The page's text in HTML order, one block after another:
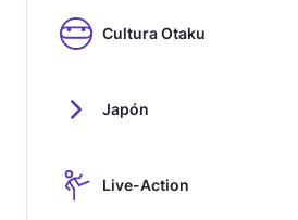
Cultura Otaku
Japón
Live-Action